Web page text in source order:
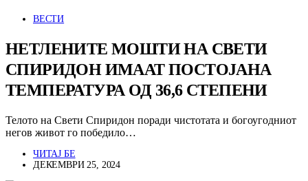
ВЕСТИ
НЕТЛЕНИТЕ МОШТИ НА СВЕТИ
СПИРИДОН ИМААТ ПОСТОЈАНА
ТЕМПЕРАТУРА ОД 36,6 СТЕПЕНИ
Телото на Свети Спиридон поради чистотата и богоугодниот
негов живот го победило…
ЧИТАЈ БЕ
ДЕКЕМВРИ 25, 2024